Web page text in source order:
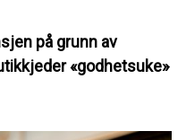
på grunn av
«godhetsuke»